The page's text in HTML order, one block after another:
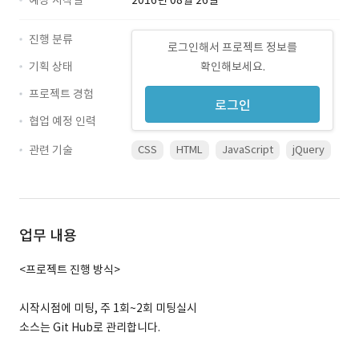
로그인해서 프로젝트 정보를
확인해보세요.
로그인
진행 분류
기획 상태
프로젝트 경험
협업 예정 인력
관련 기술
CSS HTML JavaScript jQuery
업무 내용
<프로젝트 진행 방식>
시작시점에 미팅, 주 1회~2회 미팅실시
소스는 Git Hub로 관리합니다.